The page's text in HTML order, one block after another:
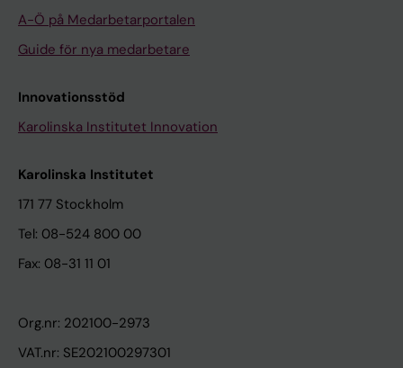
A-Ö på Medarbetarportalen
Guide för nya medarbetare
Innovationsstöd
Karolinska Institutet Innovation
Karolinska Institutet
171 77 Stockholm
Tel: 08-524 800 00
Fax: 08-31 11 01
Org.nr: 202100-2973
VAT.nr: SE202100297301